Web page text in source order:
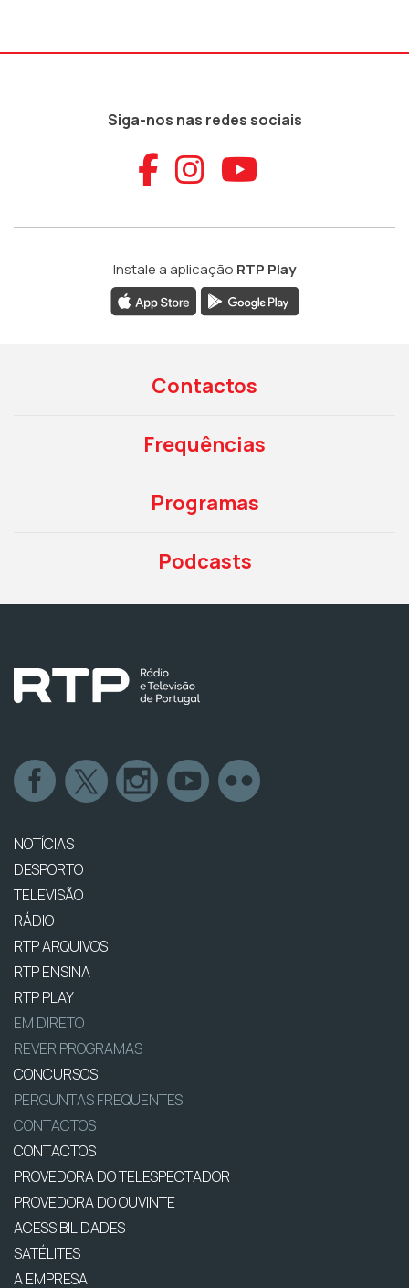
Siga-nos nas redes sociais
Aceder ao
Aceder ao
Aceder
Instale a aplicação RTP Play
Contactos
Frequências
Programas
Podcasts
NOTÍCIAS
DESPORTO
TELEVISÃO
RÁDIO
RTP ARQUIVOS
RTP ENSINA
RTP PLAY
EM DIRETO
REVER PROGRAMAS
CONCURSOS
PERGUNTAS FREQUENTES
CONTACTOS
CONTACTOS
PROVEDORA DO TELESPECTADOR
PROVEDORA DO OUVINTE
ACESSIBILIDADES
SATÉLITES
A EMPRESA